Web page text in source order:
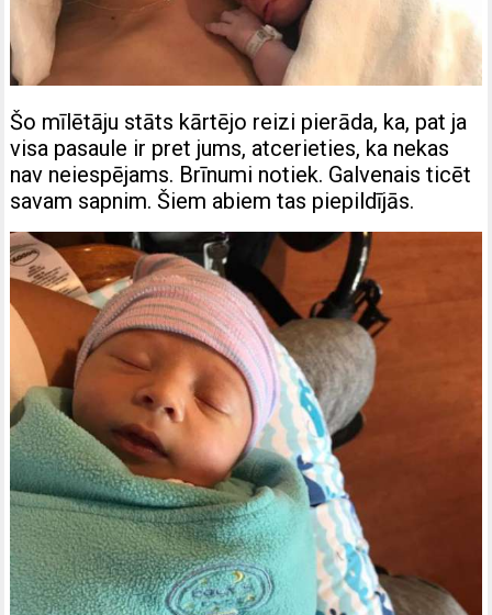
Šo mīlētāju stāts kārtējo reizi pierāda, ka, pat ja
visa pasaule ir pret jums, atcerieties, ka nekas
nav neiespējams. Brīnumi notiek. Galvenais ticēt
savam sapnim. Šiem abiem tas piepildījās.